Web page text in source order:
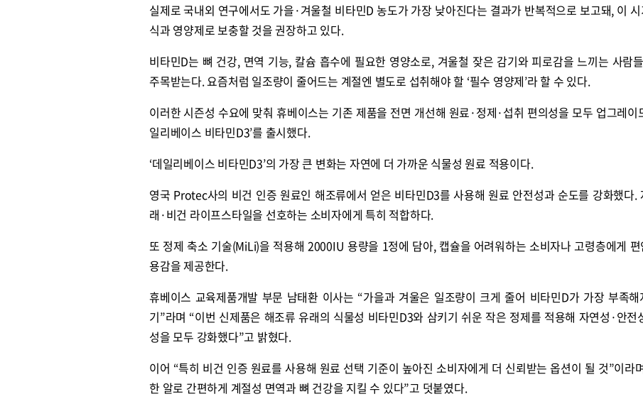
실제로 국내외 연구에서도 가을·겨울철 비타민D 농도가 가장 낮아진다는 결과가 반복적으로 보고돼, 이
식과 영양제로 보충할 것을 권장하고 있다.
비타민D는 뼈 건강, 면역 기능, 칼슘 흡수에 필요한 영양소로, 겨울철 잦은 감기와 피로감을 느끼는 사람
주목받는다. 요즘처럼 일조량이 줄어드는 계절엔 별도로 섭취해야 할 ‘필수 영양제’라 할 수 있다.
이러한 시즌성 수요에 맞춰 휴베이스는 기존 제품을 전면 개선해 원료·정제·섭취 편의성을 모두 업그레이
일리베이스 비타민D3’를 출시했다.
‘데일리베이스 비타민D3’의 가장 큰 변화는 자연에 더 가까운 식물성 원료 적용이다.
영국 Protec사의 비건 인증 원료인 해조류에서 얻은 비타민D3를 사용해 원료 안전성과 순도를 강화했다.
래·비건 라이프스타일을 선호하는 소비자에게 특히 적합하다.
또 정제 축소 기술(MiLi)을 적용해 2000IU 용량을 1정에 담아, 캡슐을 어려워하는 소비자나 고령층에게
용감을 제공한다.
휴베이스 교육제품개발 부문 남태환 이사는 “가을과 겨울은 일조량이 크게 줄어 비타민D가 가장 부족해
기”라며 “이번 신제품은 해조류 유래의 식물성 비타민D3와 삼키기 쉬운 작은 정제를 적용해 자연성·안전
성을 모두 강화했다”고 밝혔다.
이어 “특히 비건 인증 원료를 사용해 원료 선택 기준이 높아진 소비자에게 더 신뢰받는 옵션이 될 것”이라
한 알로 간편하게 계절성 면역과 뼈 건강을 지킬 수 있다”고 덧붙였다.